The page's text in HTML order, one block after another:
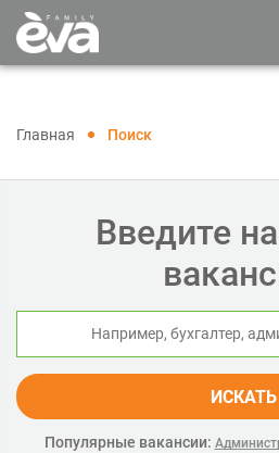
Главная Поиск
Введите
ИСКАТЬ
Популярные вакансии: